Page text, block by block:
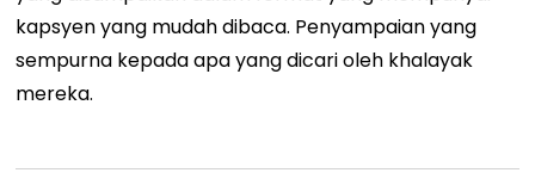
kapsyen yang mudah dibaca. Penyampaian yang
sempurna kepada apa yang dicari oleh khalayak
mereka.